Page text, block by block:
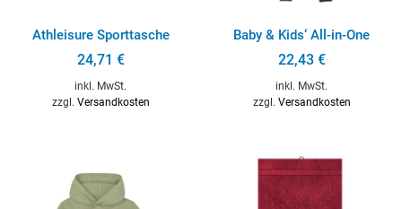
Athleisure Sporttasche
24,71 €
inkl. MwSt.
zzgl. Versandkosten
Baby & Kids‘ All-in-One
22,43 €
inkl. MwSt.
zzgl. Versandkosten